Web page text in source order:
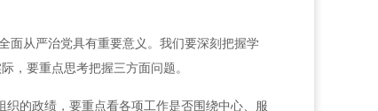
面从严治党具有重要意义。我们要深刻把握学
，要重点思考把握三方面问题。
织的政绩，要重点看各项工作是否围绕中心、服